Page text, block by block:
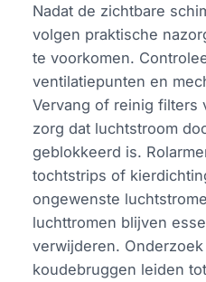
Nadat de zichtbare
volgen praktische
te voorkomen.
ventilatiepunten en
Vervang of reinig filters
zorg dat luchtstroom
geblokkeerd is.
tochtstrips of
ongewenste
luchttromen blijven
verwijderen.
koudebruggen leiden